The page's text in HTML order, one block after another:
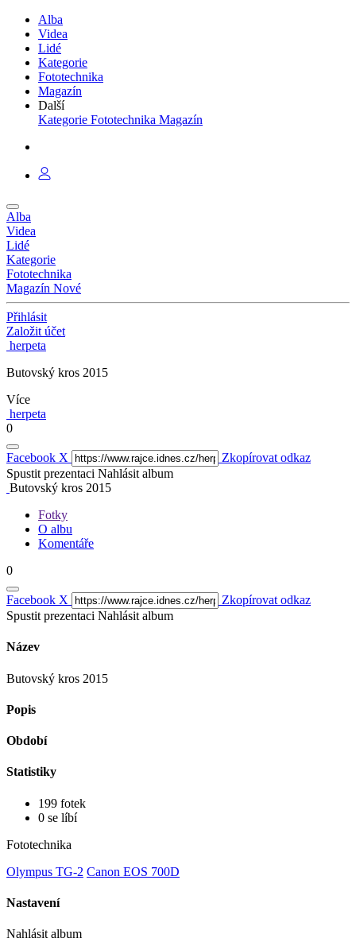
Alba
Videa
Lidé
Kategorie
Fototechnika
Magazín
Další
Kategorie Fototechnika Magazín
Alba
Videa
Lidé
Kategorie
Fototechnika
Magazín Nové
Přihlásit
Založit účet
herpeta
Butovský kros 2015
Více
herpeta
0
Facebook X
Zkopírovat odkaz
Spustit prezentaci Nahlásit album
Butovský kros 2015
Fotky
O albu
Komentáře
0
Facebook X
Zkopírovat odkaz
Spustit prezentaci Nahlásit album
Název
Butovský kros 2015
Popis
Období
Statistiky
199 fotek
0 se líbí
Fototechnika
Olympus TG-2 Canon EOS 700D
Nastavení
Nahlásit album